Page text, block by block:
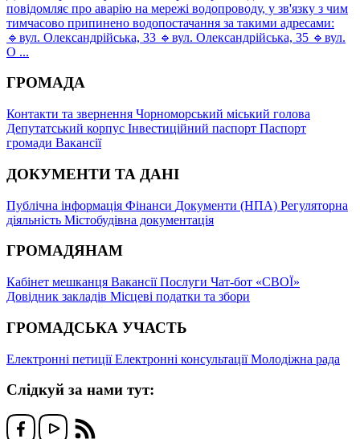
повідомляє про аварію на мережі водопроводу, у зв'язку з чим
тимчасово припинено водопостачання за такими адресами:
🔹вул. Олександрійська, 33 🔹вул. Олександрійська, 35 🔹вул.
О ...
ГРОМАДА
Контакти та звернення Чорноморський міський голова
Депутатський корпус Інвестиційний паспорт Паспорт
громади Вакансії
ДОКУМЕНТИ ТА ДАНІ
Публічна інформація Фінанси Документи (НПА) Регуляторна
діяльність Містобудівна документація
ГРОМАДЯНАМ
Кабінет мешканця ВакансіїПослуги Чат-бот «СВОЇ»
Довідник закладів Місцеві податки та збори
ГРОМАДСЬКА УЧАСТЬ
Електронні петиціїЕлектронні консультаціїМолодіжна рада
Слідкуй за нами тут: